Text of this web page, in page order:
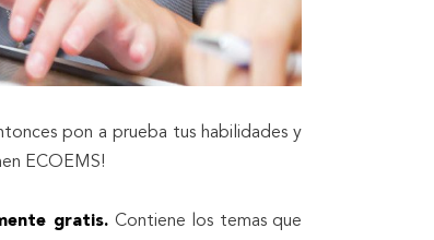
pon a prueba tus habilidades y
ECOEMS!
gratis. Contiene los temas que